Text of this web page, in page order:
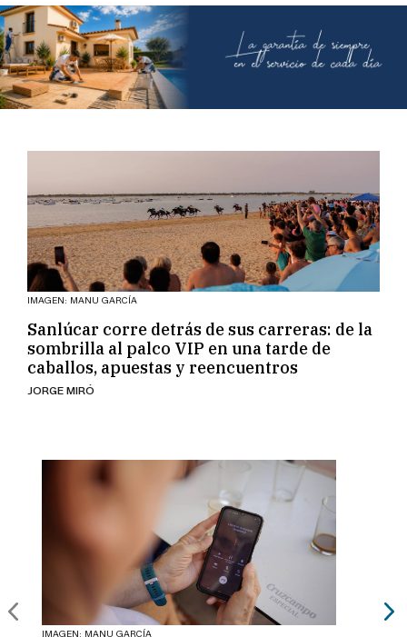
IMAGEN: MANU GARCÍA
Sanlúcar corre detrás de sus carreras: de la
sombrilla al palco VIP en una tarde de
caballos, apuestas y reencuentros
JORGE MIRÓ
IMAGEN: MANU GARCÍA